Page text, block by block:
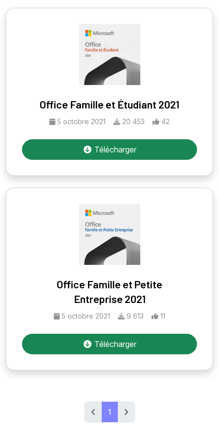
Office Famille et Étudiant 2021
5 octobre 2021 20 453 42
Télécharger
Office Famille et Petite
Entreprise 2021
5 octobre 2021 9 613 11
Télécharger
1